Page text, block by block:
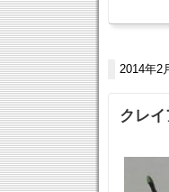
2014年2
クレ